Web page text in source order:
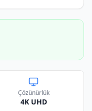
Çözünürlük
4K UHD